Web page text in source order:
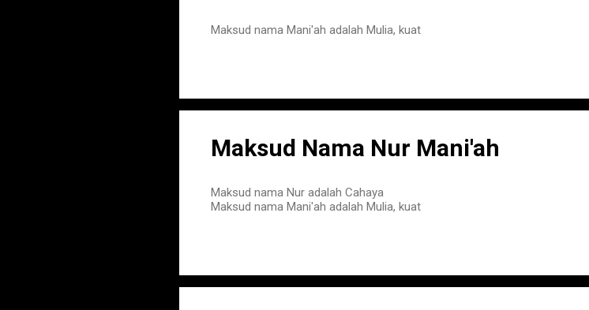
Maksud nama Mani'ah adalah Mulia, kuat
Maksud Nama Nur Mani'ah
Maksud nama Nur adalah Cahaya
Maksud nama Mani'ah adalah Mulia, kuat